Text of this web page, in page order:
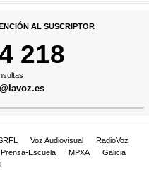
AL SUSCRIPTOR
218
Voz Audiovisual
RadioVoz
Prensa-Escuela MPXA
Galicia